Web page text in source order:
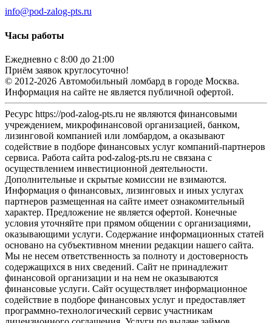
info@pod-zalog-pts.ru
Часы работы
Ежедневно с 8:00 до 21:00
Приём заявок круглосуточно!
© 2012-2026 Автомобильный ломбард в городе Москва.
Информация на сайте не является публичной офертой.
Ресурс https://pod-zalog-pts.ru не являются финансовыми
учреждением, микрофинансовой организацией, банком,
лизинговой компанией или ломбардом, а оказывают
содействие в подборе финансовых услуг компаний-партнеров
сервиса. Работа сайта pod-zalog-pts.ru не связана с
осуществлением инвестиционной деятельности.
Дополнительные и скрытые комиссии не взимаются.
Информация о финансовых, лизинговых и иных услугах
партнеров размещенная на сайте имеет ознакомительный
характер. Предложение не является офертой. Конечные
условия уточняйте при прямом общении с организациями,
оказывающими услуги. Содержание информационных статей
основано на субъективном мнении редакции нашего сайта.
Мы не несем ответственность за полноту и достоверность
содержащихся в них сведений. Сайт не принадлежит
финансовой организации и на нем не оказываются
финансовые услуги. Сайт осуществляет информационное
содействие в подборе финансовых услуг и предоставляет
программно-технологический сервис участникам